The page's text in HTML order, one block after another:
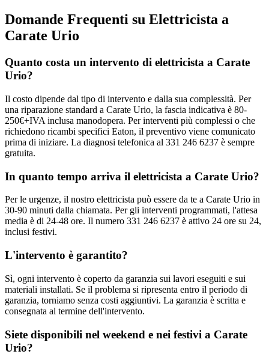
Domande Frequenti su Elettricista a
Carate Urio
Quanto costa un intervento di elettricista a Carate
Urio?
Il costo dipende dal tipo di intervento e dalla sua complessità. Per
una riparazione standard a Carate Urio, la fascia indicativa è 80-
250€+IVA inclusa manodopera. Per interventi più complessi o che
richiedono ricambi specifici Eaton, il preventivo viene comunicato
prima di iniziare. La diagnosi telefonica al 331 246 6237 è sempre
gratuita.
In quanto tempo arriva il elettricista a Carate Urio?
Per le urgenze, il nostro elettricista può essere da te a Carate Urio in
30-90 minuti dalla chiamata. Per gli interventi programmati, l'attesa
media è di 24-48 ore. Il numero 331 246 6237 è attivo 24 ore su 24,
inclusi festivi.
L'intervento è garantito?
Sì, ogni intervento è coperto da garanzia sui lavori eseguiti e sui
materiali installati. Se il problema si ripresenta entro il periodo di
garanzia, torniamo senza costi aggiuntivi. La garanzia è scritta e
consegnata al termine dell'intervento.
Siete disponibili nel weekend e nei festivi a Carate
Urio?